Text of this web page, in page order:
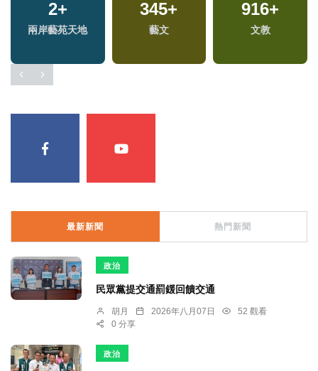
2+
兩岸藝苑天地
345+
藝文
916+
文教
最新新聞 熱門新聞
政治
民眾黨提交通罰鍰回饋交通
胡月 2026年八月07日
52 觀看
0 分享
政治